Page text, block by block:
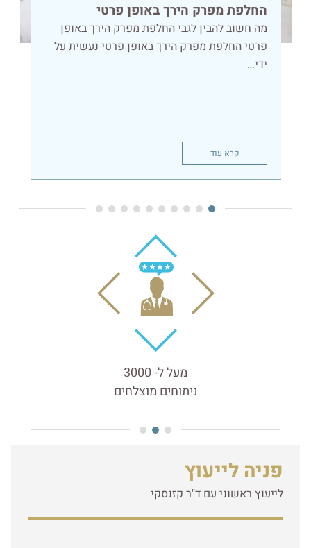
החלפת מפרק הירך באופן פרטי
מה חשוב להבין לגבי החלפת מפרק הירך באופן
פרטי החלפת מפרק הירך באופן פרטי נעשית על
ידי…
קרא עוד
מעל ל- 3000
ניתוחים מוצלחים
פניה לייעוץ
לייעוץ ראשוני עם ד"ר קזנסקי